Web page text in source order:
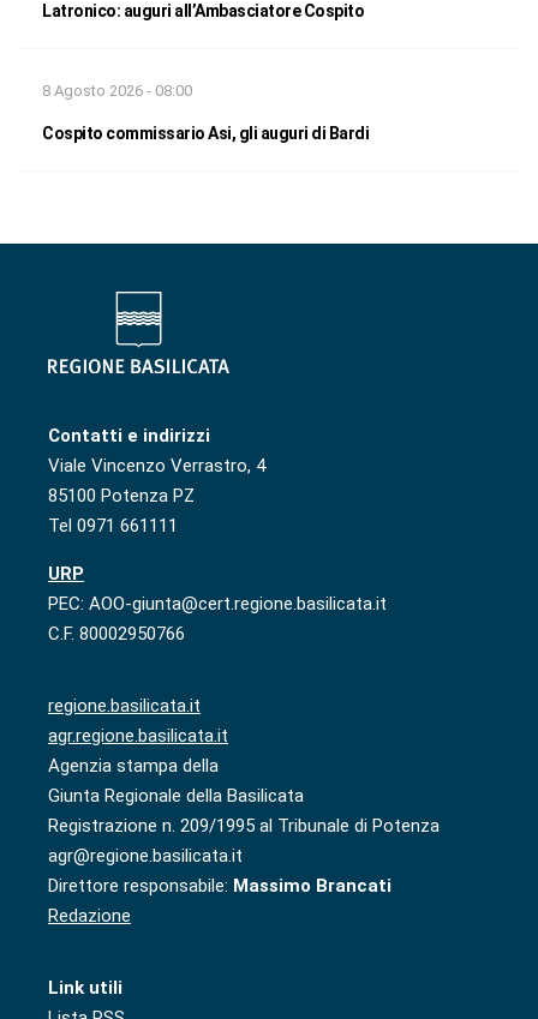
Latronico: auguri all’Ambasciatore Cospito
8 Agosto 2026 - 08:00
Cospito commissario Asi, gli auguri di Bardi
Contatti e indirizzi
Viale Vincenzo Verrastro, 4
85100 Potenza PZ
Tel 0971 661111
URP
PEC: AOO-giunta@cert.regione.basilicata.it
C.F. 80002950766
regione.basilicata.it
agr.regione.basilicata.it
Agenzia stampa della
Giunta Regionale della Basilicata
Registrazione n. 209/1995 al Tribunale di Potenza
agr@regione.basilicata.it
Direttore responsabile: Massimo Brancati
Redazione
Link utili